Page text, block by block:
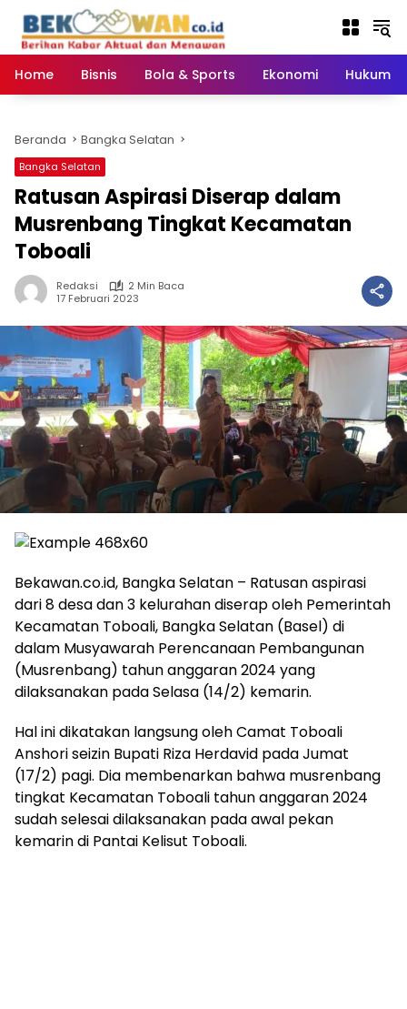
konten
Home
Bisnis Bola & Sports Ekonomi Hukum
Beranda Bangka Selatan
Bangka Selatan
Ratusan Aspirasi Diserap dalam
Musrenbang Tingkat Kecamatan
Toboali
Redaksi
2 Min Baca
17 Februari 2023
Bekawan.co.id, Bangka Selatan – Ratusan aspirasi
dari 8 desa dan 3 kelurahan diserap oleh Pemerintah
Kecamatan Toboali, Bangka Selatan (Basel) di
dalam Musyawarah Perencanaan Pembangunan
(Musrenbang) tahun anggaran 2024 yang
dilaksanakan pada Selasa (14/2) kemarin.
Hal ini dikatakan langsung oleh Camat Toboali
Anshori seizin Bupati Riza Herdavid pada Jumat
(17/2) pagi. Dia membenarkan bahwa musrenbang
tingkat Kecamatan Toboali tahun anggaran 2024
sudah selesai dilaksanakan pada awal pekan
kemarin di Pantai Kelisut Toboali.